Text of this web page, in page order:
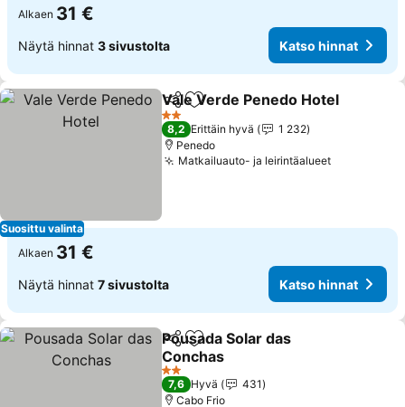
Alkaen 31 €
Näytä hinnat 3 sivustolta Katso hinnat
Suosittu valinta
Jaa Lisää suosikkeihin
Vale Verde Penedo Hotel
2 Tähtiluokitus
8,2 Erittäin hyvä
1 232
Penedo
Matkailuauto- ja leirintäalueetKatso
Alkaen 31 €
Näytä hinnat 7 sivustolta Katso hinnat
Jaa Lisää suosikkeihin
Pousada Solar das
Conchas
Katso hinnat
2 Tähtiluokitus
7,6 Hyvä
431
Cabo Frio